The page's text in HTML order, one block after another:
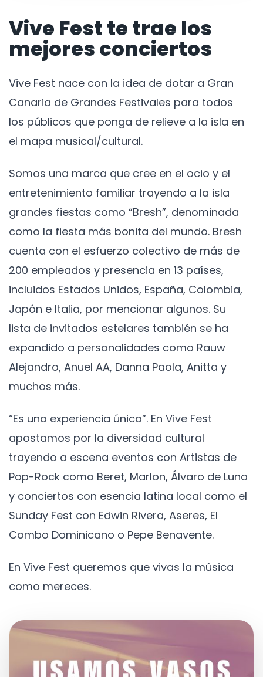
Vive Fest te trae los
mejores conciertos
Vive Fest nace con la idea de dotar a Gran
Canaria de Grandes Festivales para todos
los públicos que ponga de relieve a la isla en
el mapa musical/cultural.
Somos una marca que cree en el ocio y el
entretenimiento familiar trayendo a la isla
grandes fiestas como “Bresh”, denominada
como la fiesta más bonita del mundo. Bresh
cuenta con el esfuerzo colectivo de más de
200 empleados y presencia en 13 países,
incluidos Estados Unidos, España, Colombia,
Japón e Italia, por mencionar algunos. Su
lista de invitados estelares también se ha
expandido a personalidades como Rauw
Alejandro, Anuel AA, Danna Paola, Anitta y
muchos más.
“Es una experiencia única”. En Vive Fest
apostamos por la diversidad cultural
trayendo a escena eventos con Artistas de
Pop-Rock como Beret, Marlon, Álvaro de Luna
y conciertos con esencia latina local como el
Sunday Fest con Edwin Rivera, Aseres, El
Combo Dominicano o Pepe Benavente.
En Vive Fest queremos que vivas la música
como mereces.